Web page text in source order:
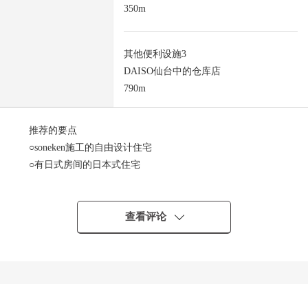
350m
其他便利设施3
DAISO仙台中的仓库店
790m
推荐的要点
○soneken施工的自由设计住宅
○有日式房间的日本式住宅
○位于清静的住宅区
―LIFE信息―
查看评论